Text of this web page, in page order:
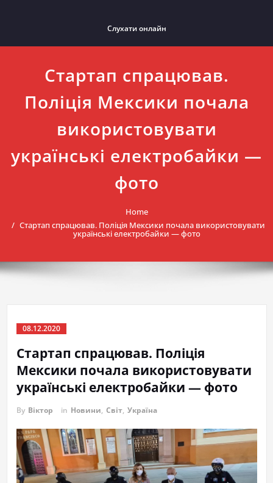
Слухати онлайн
Стартап спрацював.
Поліція Мексики почала
використовувати
українські електробайки —
фото
Home
Стартап спрацював. Поліція Мексики почала використовувати
українські електробайки — фото
08.12.2020
Стартап спрацював. Поліція
Мексики почала використовувати
українські електробайки — фото
By Віктор in Новини, Світ, Україна